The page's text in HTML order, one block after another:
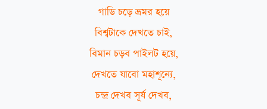
গাডি চড়ে ভ্রমর হয়ে
বিশ্বটাকে দেখতে চাই,
বিমান চড়ব পাইলট হয়ে,
দেখতে যাবো মহাশূন্যে,
চন্দ্র দেখব সূর্য দেখব,